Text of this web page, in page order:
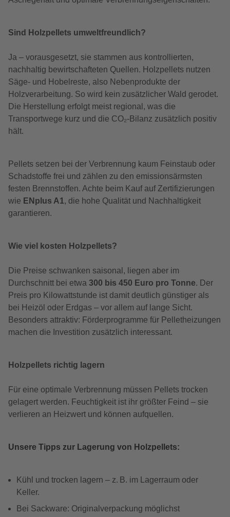
Sind Holzpellets umweltfreundlich?
Ja – vorausgesetzt, sie stammen aus kontrollierten,
nachhaltig bewirtschafteten Quellen. Holzpellets nutzen
Säge- und Hobelreste, also Nebenprodukte der
Holzverarbeitung. So wird kein zusätzlicher Wald gerodet.
Die Herstellung erfolgt meist regional, was die
Transportwege kurz und die CO₂-Bilanz zusätzlich positiv
hält.
Pellets setzen bei der Verbrennung kaum Feinstaub oder
Schadstoffe frei und zählen zu den emissionsärmsten
festen Brennstoffen. Achte beim Kauf auf Zertifizierungen
wie ENplus A1, die hohe Qualität und Nachhaltigkeit
garantieren.
Wie viel kosten Holzpellets?
Die Preise schwanken saisonal, liegen aber im
Durchschnitt bei etwa 300 bis 450 Euro pro Tonne. Der
Preis pro Kilowattstunde ist damit deutlich günstiger als
bei Heizöl oder Erdgas – vor allem auf lange Sicht.
Besonders attraktiv: Förderprogramme für Pelletheizungen
machen die Investition zusätzlich interessant.
Holzpellets richtig lagern
Für eine optimale Verbrennung müssen Pellets trocken
gelagert werden. Feuchtigkeit ist ihr größter Feind – sie
verlieren an Heizwert und können aufquellen.
Unsere Tipps zur Lagerung von Holzpellets:
Kühl und trocken lagern – z. B. im Lagerraum oder
Keller.
Bei Sackware: Originalverpackung möglichst